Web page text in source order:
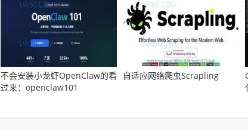
不会安装小龙虾OpenClaw的看
过来：openclaw101
自适应网络爬虫Scrapling